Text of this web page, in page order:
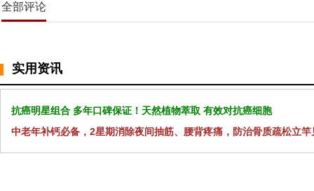
全部评论
实用资讯
抗癌明星组合 多年口碑保证！天然植物萃取 有效对抗癌细胞
中老年补钙必备，2星期消除夜间抽筋、腰背疼痛，防治骨质疏松立竿